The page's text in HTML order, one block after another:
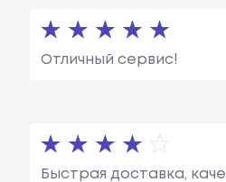
Отличный сервис!
Быстрая доставка,